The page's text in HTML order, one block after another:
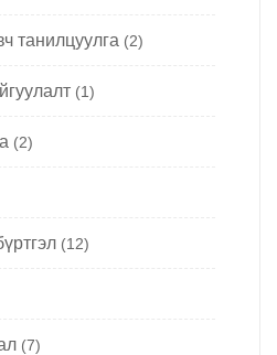
танилцуулга (2)
(1)
(2)
(12)
(7)